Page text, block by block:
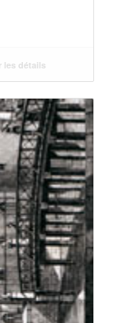
les détails